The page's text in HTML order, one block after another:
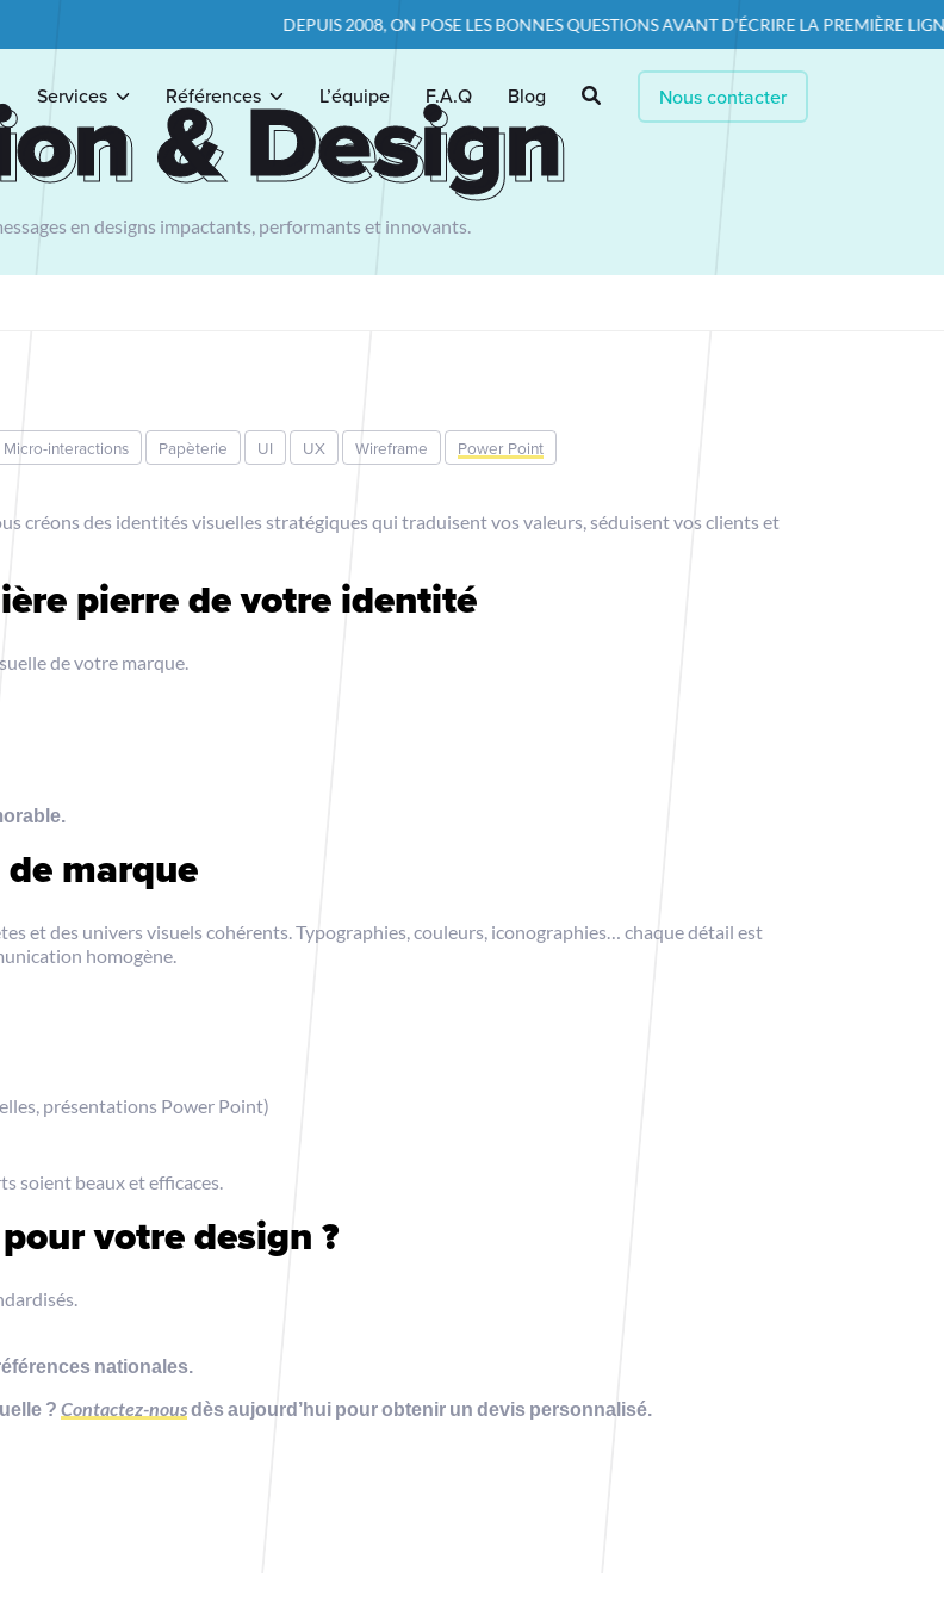
DEPUIS 2008, ON POSE LES BONNES QUESTIONS AVANT D’ÉCRIRE LA PREMIÈRE LIGNE
Services Références L’équipe F.A.Q Blog Nous contacter
& Design
& Design
en designs impactants, performants et innovants.
Micro-interactions Papèterie UI UX Wireframe Power Point
créons des identités visuelles stratégiques qui traduisent vos valeurs, séduisent vos clients et
pierre de votre identité
de votre marque.
marque
et des univers visuels cohérents. Typographies, couleurs, iconographies… chaque détail est
homogène.
présentations Power Point)
soient beaux et efficaces.
votre design ?
nationales.
? Contactez-nousdès aujourd’hui pour obtenir un devis personnalisé.